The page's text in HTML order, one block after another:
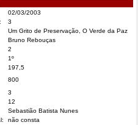
02/03/2003
3
Um Grito de Preservação, O Verde da Paz
Bruno Rebouças
2
1º
197,5
800
3
12
Sebastião Batista Nunes
não consta